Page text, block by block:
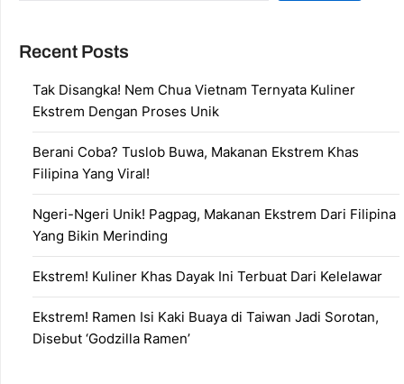
Recent Posts
Tak Disangka! Nem Chua Vietnam Ternyata Kuliner
Ekstrem Dengan Proses Unik
Berani Coba? Tuslob Buwa, Makanan Ekstrem Khas
Filipina Yang Viral!
Ngeri-Ngeri Unik! Pagpag, Makanan Ekstrem Dari Filipina
Yang Bikin Merinding
Ekstrem! Kuliner Khas Dayak Ini Terbuat Dari Kelelawar
Ekstrem! Ramen Isi Kaki Buaya di Taiwan Jadi Sorotan,
Disebut ‘Godzilla Ramen’